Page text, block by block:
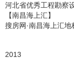
河北省优秀工程勘察
【南昌海上汇】
搜房网·南昌海上汇地
2013